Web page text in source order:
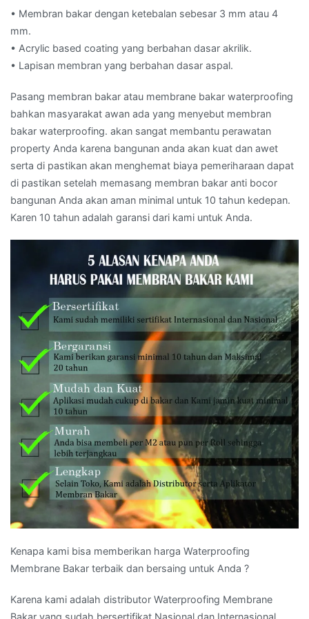
• Membran bakar dengan ketebalan sebesar 3 mm atau 4
mm.
• Acrylic based coating yang berbahan dasar akrilik.
• Lapisan membran yang berbahan dasar aspal.
Pasang membran bakar atau membrane bakar waterproofing
bahkan masyarakat awan ada yang menyebut membran
bakar waterproofing. akan sangat membantu perawatan
property Anda karena bangunan anda akan kuat dan awet
serta di pastikan akan menghemat biaya pemeriharaan dapat
di pastikan setelah memasang membran bakar anti bocor
bangunan Anda akan aman minimal untuk 10 tahun kedepan.
Karen 10 tahun adalah garansi dari kami untuk Anda.
Kenapa kami bisa memberikan harga Waterproofing
Membrane Bakar terbaik dan bersaing untuk Anda ?
Karena kami adalah distributor Waterproofing Membrane